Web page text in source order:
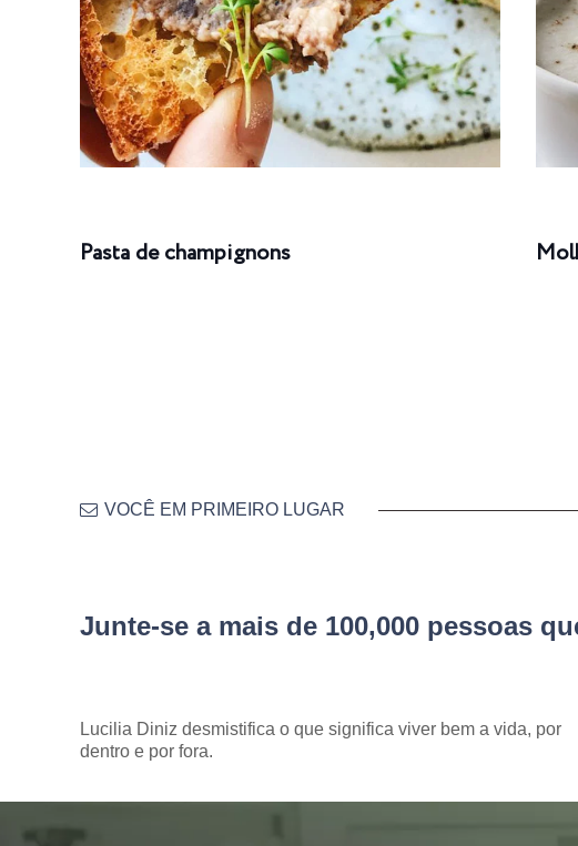
Pasta de champignons
VOCÊ EM PRIMEIRO LUGAR
Junte-se a mais de 100,000 pessoas
Lucilia Diniz desmistifica o que significa viver bem a vida, por
dentro e por fora.